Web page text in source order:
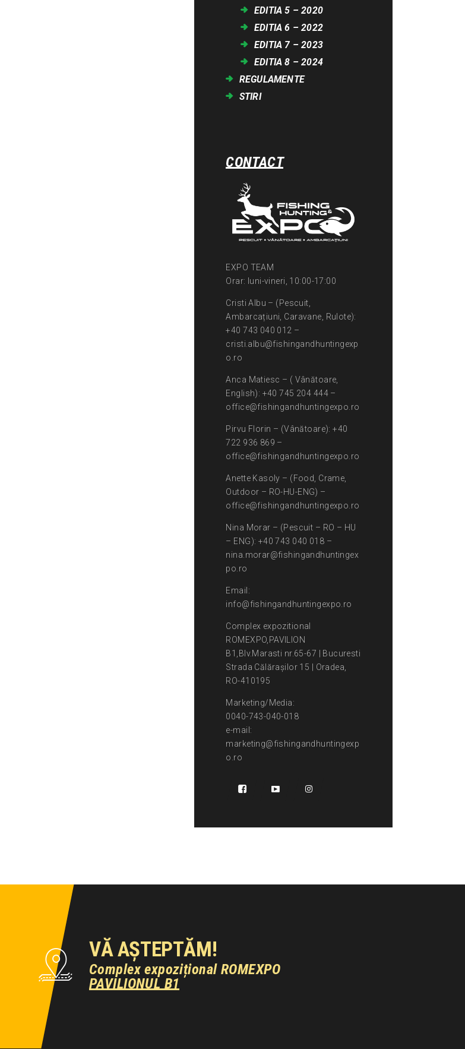
EDITIA 5 – 2020
EDITIA 6 – 2022
EDITIA 7 – 2023
EDITIA 8 – 2024
REGULAMENTE
STIRI
CONTACT
EXPO TEAM
Orar: luni-vineri, 10:00-17:00
Cristi Albu – (Pescuit,
Ambarcațiuni, Caravane, Rulote):
+40 743 040 012 –
cristi.albu@fishingandhuntingexp
o.ro
Anca Matiesc – ( Vânătoare,
English): +40 745 204 444 –
office@fishingandhuntingexpo.ro
Pirvu Florin – (Vânătoare): +40
722 936 869 –
office@fishingandhuntingexpo.ro
Anette Kasoly – (Food, Crame,
Outdoor – RO-HU-ENG) –
office@fishingandhuntingexpo.ro
Nina Morar – (Pescuit – RO – HU
– ENG): +40 743 040 018 –
nina.morar@fishingandhuntingex
po.ro
Email:
info@fishingandhuntingexpo.ro
Complex expozitional
ROMEXPO,PAVILION
B1,Blv.Marasti nr.65-67 | Bucuresti
Strada Călărașilor 15 | Oradea,
RO-410195
Marketing/Media:
0040-743-040-018
e-mail:
marketing@fishingandhuntingexp
o.ro
VĂ AȘTEPTĂM!
Complex expozițional ROMEXPO
PAVILIONUL B1